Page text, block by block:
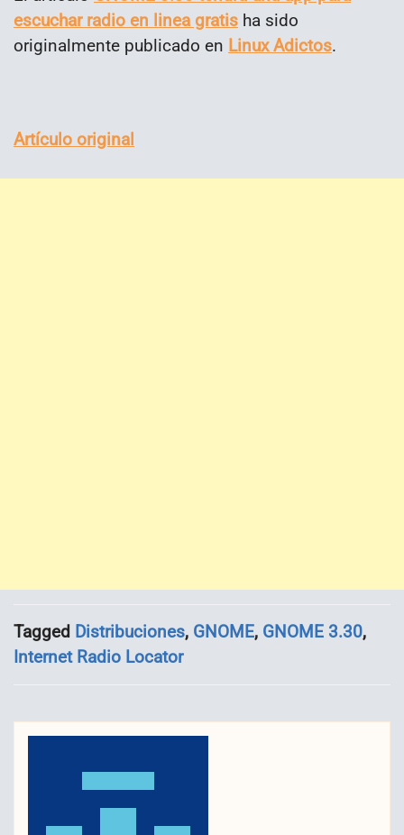
escuchar radio en linea gratis ha sido
originalmente publicado en Linux Adictos.
Artículo original
Tagged Distribuciones, GNOME, GNOME 3.30,
Internet Radio Locator